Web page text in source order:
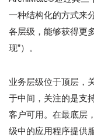
一种结构化的方式来
各层级，能够获得更
现”）。
业务层级位于顶层，
于中间，关注的是支
客户可用。在最底层
级中的应用程序提供